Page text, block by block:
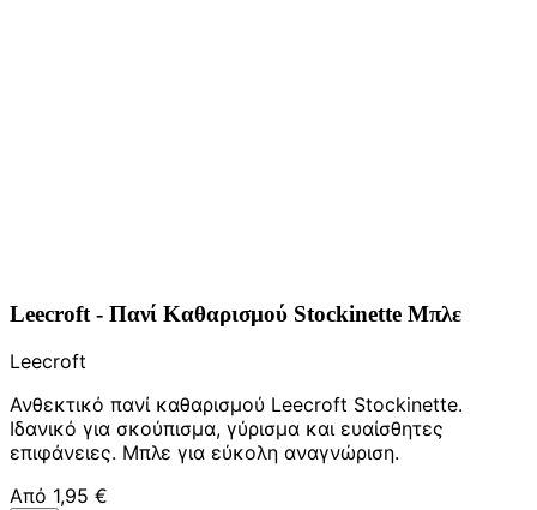
Leecroft - Πανί Καθαρισμού Stockinette Μπλε
Leecroft
Ανθεκτικό πανί καθαρισμού Leecroft Stockinette.
Ιδανικό για σκούπισμα, γύρισμα και ευαίσθητες
επιφάνειες. Μπλε για εύκολη αναγνώριση.
Από 1,95 €